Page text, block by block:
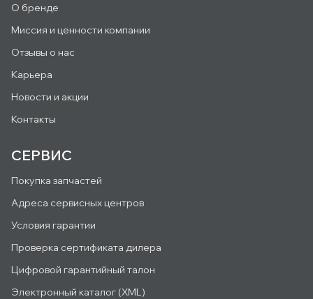
О бренде
Миссия и ценности компании
Отзывы о нас
Карьера
Новости и акции
Контакты
СЕРВИС
Покупка запчастей
Адреса сервисных центров
Условия гарантии
Проверка сертификата дилера
Цифровой гарантийный талон
Электронный каталог (XML)